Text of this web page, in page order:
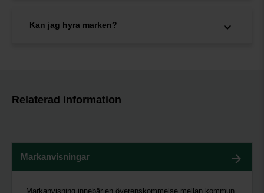
Kan jag hyra marken?
Relaterad information
Markanvisningar
Markanvisning innebär en överenskommelse mellan kommun